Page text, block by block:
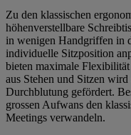
Zu den klassischen
höhenverstellbare
in wenigen Handgriffen in
individuelle Sitzposition
bieten maximale
aus Stehen und Sitzen
Durchblutung gefördert.
grossen Aufwans den
Meetings verwandeln.